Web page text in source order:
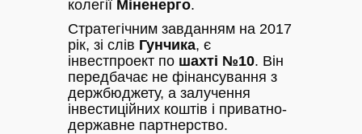
колегії Міненерго.
Стратегічним завданням на 2017
рік, зі слів Гунчика, є
інвестпроект по шахті №10. Він
передбачає не фінансування з
держбюджету, а залучення
інвестиційних коштів і приватно-
державне партнерство.